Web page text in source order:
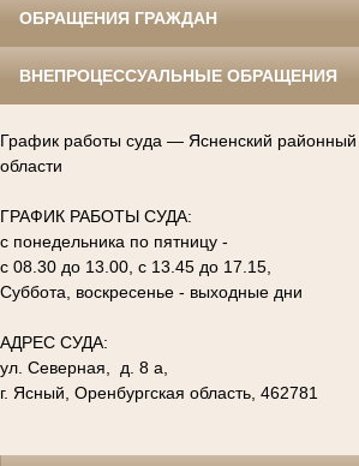
ОБРАЩЕНИЯ ГРАЖДАН
ВНЕПРОЦЕССУАЛЬНЫЕ ОБРАЩЕНИЯ
График работы суда — Ясненский районный
области
ГРАФИК РАБОТЫ СУДА:
с понедельника по пятницу -
с 08.30 до 13.00, с 13.45 до 17.15,
Суббота, воскресенье - выходные дни
АДРЕС СУДА:
ул. Северная, д. 8 а,
г. Ясный, Оренбургская область, 462781